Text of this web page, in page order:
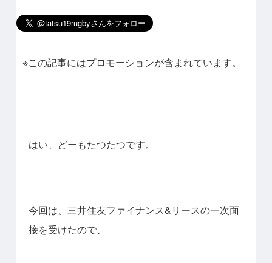
※この記事にはプロモーションが含まれています。
はい、どーもたつたつです。
今回は、三井住友ファイナンス&リースの一次面
接を受けたので、